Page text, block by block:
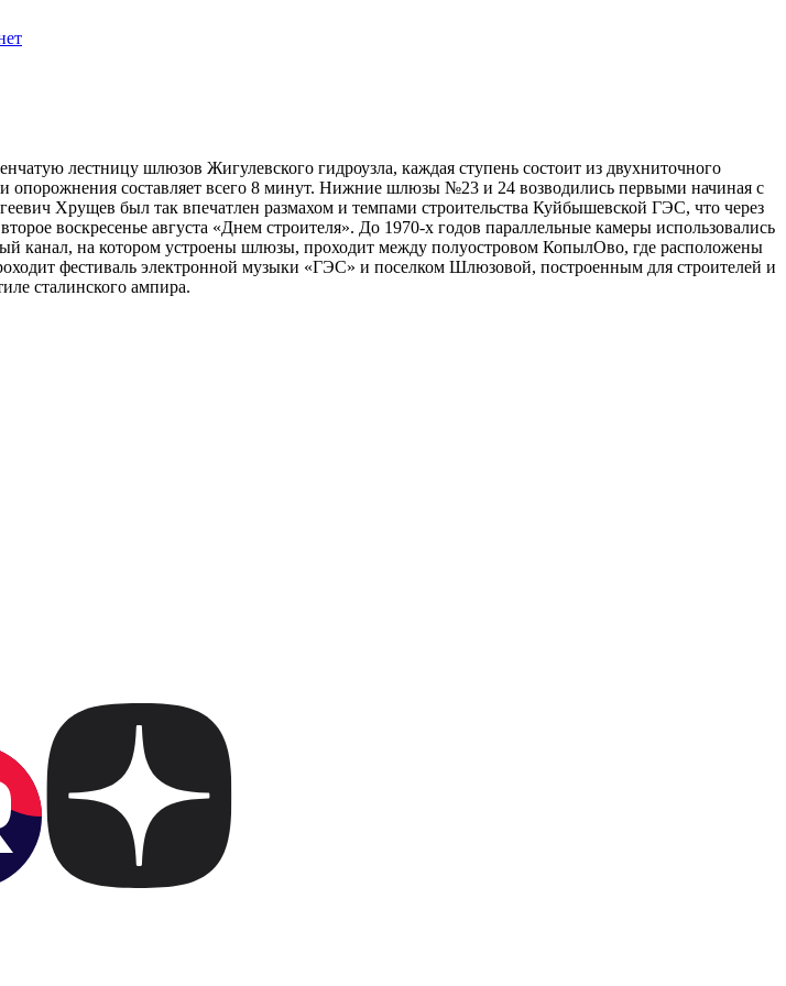
лестницу шлюзов Жигулевского гидроузла, каждая ступень состоит из двухниточного
составляет всего 8 минут. Нижние шлюзы №23 и 24 возводились первыми начиная с
Хрущев был так впечатлен размахом и темпами строительства Куйбышевской ГЭС, что через
воскресенье августа «Днем строителя». До 1970-х годов параллельные камеры использовались
канал, на котором устроены шлюзы, проходит между полуостровом КопылОво, где расположены
фестиваль электронной музыки «ГЭС» и поселком Шлюзовой, построенным для строителей и
сталинского ампира.